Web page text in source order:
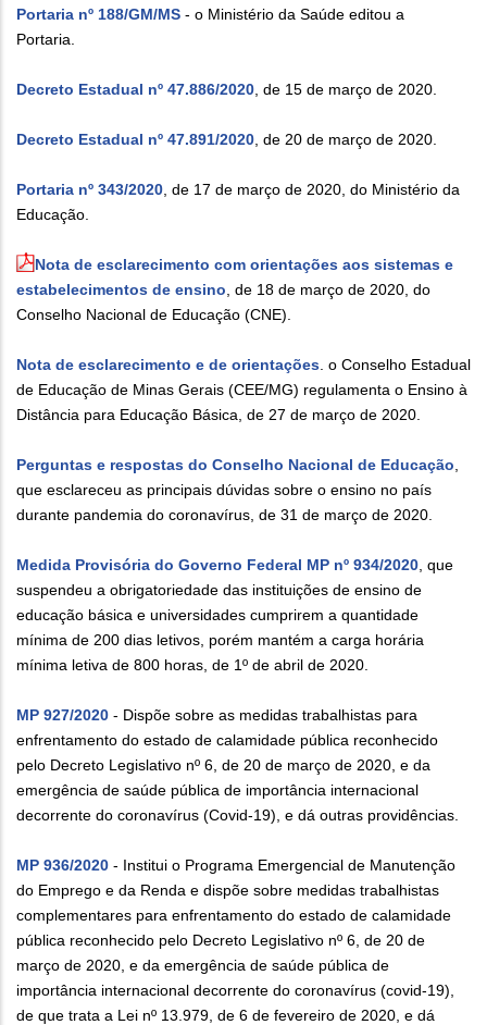
Portaria nº 188/GM/MS - o Ministério da Saúde editou a
Portaria.
Decreto Estadual nº 47.886/2020 , de 15 de março de 2020.
Decreto Estadual nº 47.891/2020 , de 20 de março de 2020.
Portaria nº 343/2020 , de 17 de março de 2020, do Ministério da
Educação.
Nota de esclarecimento com orientações aos sistemas e
estabelecimentos de ensino , de 18 de março de 2020, do
Conselho Nacional de Educação (CNE).
Nota de esclarecimento e de orientações . o Conselho Estadual
de Educação de Minas Gerais (CEE/MG) regulamenta o Ensino à
Distância para Educação Básica, de 27 de março de 2020.
Perguntas e respostas do Conselho Nacional de Educação
que esclareceu as principais dúvidas sobre o ensino no país
durante pandemia do coronavírus, de 31 de março de 2020.
Medida Provisória do Governo Federal MP nº 934/2020 , que
suspendeu a obrigatoriedade das instituições de ensino de
educação básica e universidades cumprirem a quantidade
mínima de 200 dias letivos, porém mantém a carga horária
mínima letiva de 800 horas, de 1º de abril de 2020.
MP 927/2020 - Dispõe sobre as medidas trabalhistas para
enfrentamento do estado de calamidade pública reconhecido
pelo Decreto Legislativo nº 6, de 20 de março de 2020, e da
emergência de saúde pública de importância internacional
decorrente do coronavírus (Covid-19), e dá outras providências.
MP 936/2020 - Institui o Programa Emergencial de Manutenção
do Emprego e da Renda e dispõe sobre medidas trabalhistas
complementares para enfrentamento do estado de calamidade
pública reconhecido pelo Decreto Legislativo nº 6, de 20 de
março de 2020, e da emergência de saúde pública de
importância internacional decorrente do coronavírus (covid-19),
de que trata a Lei nº 13.979, de 6 de fevereiro de 2020, e dá